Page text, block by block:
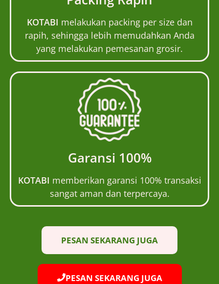
KOTABI melakukan packing per size dan
rapih, sehingga lebih memudahkan Anda
yang melakukan pemesanan grosir.
Garansi 100%
KOTABI memberikan garansi 100% transaksi
sangat aman dan terpercaya.
PESAN SEKARANG JUGA
PESAN SEKARANG JUGA